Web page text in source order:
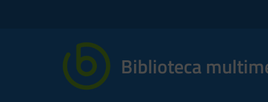
Biblioteca